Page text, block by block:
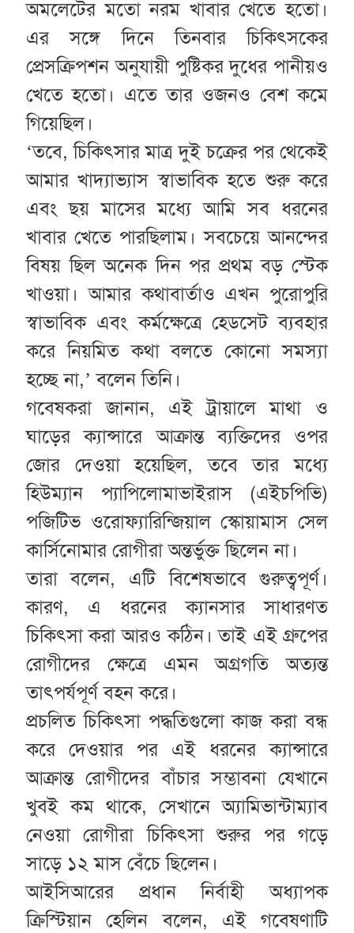
অমলেটের মতো নরম খাবার খেতে হতো।
এর সঙ্গে দিনে তিনবার চিকিৎসকের
প্রেসক্রিপশন অনুযায়ী পুষ্টিকর দুধের পানীয়ও
খেতে হতো। এতে তার ওজনও বেশ কমে
গিয়েছিল।
‘তবে, চিকিৎসার মাত্র দুই চক্রের পর থেকেই
আমার খাদ্যাভ্যাস স্বাভাবিক হতে শুরু করে
এবং ছয় মাসের মধ্যে আমি সব ধরনের
খাবার খেতে পারছিলাম। সবচেয়ে আনন্দের
বিষয় ছিল অনেক দিন পর প্রথম বড় স্টেক
খাওয়া। আমার কথাবার্তাও এখন পুরোপুরি
স্বাভাবিক এবং কর্মক্ষেত্রে হেডসেট ব্যবহার
করে নিয়মিত কথা বলতে কোনো সমস্যা
হচ্ছে না,’ বলেন তিনি।
গবেষকরা জানান, এই ট্রায়ালে মাথা ও
ঘাড়ের ক্যান্সারে আক্রান্ত ব্যক্তিদের ওপর
জোর দেওয়া হয়েছিল, তবে তার মধ্যে
হিউম্যান প্যাপিলোমাভাইরাস (এইচপিভি)
পজিটিভ ওরোফ্যারিন্জিয়াল স্কোয়ামাস সেল
কার্সিনোমার রোগীরা অন্তর্ভুক্ত ছিলেন না।
তারা বলেন, এটি বিশেষভাবে গুরুত্বপূর্ণ।
কারণ, এ ধরনের ক্যানসার সাধারণত
চিকিৎসা করা আরও কঠিন। তাই এই গ্রুপের
রোগীদের ক্ষেত্রে এমন অগ্রগতি অত্যন্ত
তাৎপর্যপূর্ণ বহন করে।
প্রচলিত চিকিৎসা পদ্ধতিগুলো কাজ করা বন্ধ
করে দেওয়ার পর এই ধরনের ক্যান্সারে
আক্রান্ত রোগীদের বাঁচার সম্ভাবনা যেখানে
খুবই কম থাকে, সেখানে অ্যামিভান্টাম্যাব
নেওয়া রোগীরা চিকিৎসা শুরুর পর গড়ে
সাড়ে ১২ মাস বেঁচে ছিলেন।
আইসিআরের প্রধান নির্বাহী অধ্যাপক
ক্রিস্টিয়ান হেলিন বলেন, এই গবেষণাটি